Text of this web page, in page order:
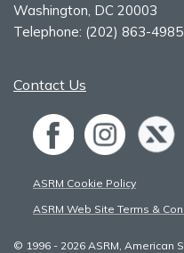
Washington, DC 20003
Telephone: (202) 863-4985
Contact Us
ASRM Cookie Policy
ASRM Web Site Terms &
© 1996 - 2026 ASRM, American